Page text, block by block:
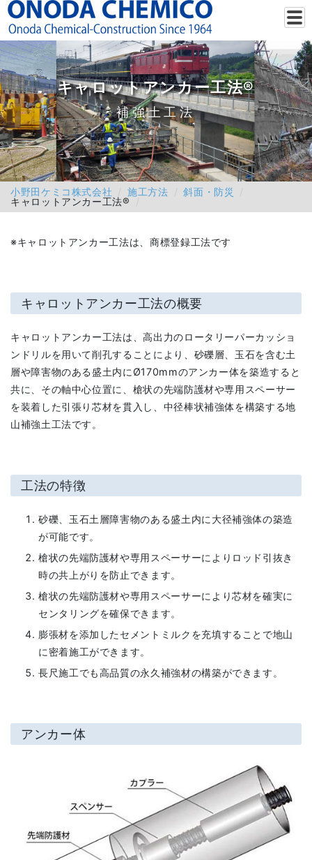
キャロットアンカー工法®
補強土工法
小野田ケミコ株式会社 施工方法
斜面・防災
キャロットアンカー工法®
※キャロットアンカー工法は、商標登録工法です
キャロットアンカー工法の概要
キャロットアンカー工法は、高出力のロータリーパーカッショ
ンドリルを用いて削孔することにより、砂礫層、玉石を含む土
層や障害物のある盛土内にØ170mmのアンカー体を築造すると
共に、その軸中心位置に、槍状の先端防護材や専用スペーサー
を装着した引張り芯材を貫入し、中径棒状補強体を構築する地
山補強土工法です。
工法の特徴
砂礫、玉石土層障害物のある盛土内に大径補強体の築造
が可能です。
槍状の先端防護材や専用スペーサーによりロッド引抜き
時の共上がりを防止できます。
槍状の先端防護材や専用スペーサーにより芯材を確実に
センタリングを確保できます。
膨張材を添加したセメントミルクを充填することで地山
に密着施工ができます。
長尺施工でも高品質の永久補強材の構築ができます。
アンカー体